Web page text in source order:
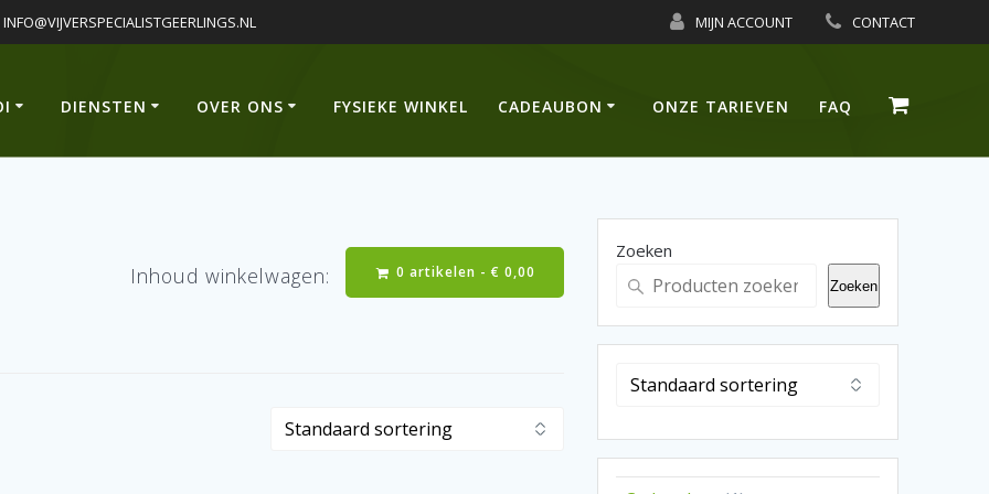
INFO@VIJVERSPECIALISTGEERLINGS.NL MIJN ACCOUNT CONTACT
DIENSTEN OVER ONS FYSIEKE WINKEL CADEAUBON ONZE TARIEVEN FAQ
Inhoud winkelwagen: 0 artikelen -€ 0,00
Zoeken
Zoeken